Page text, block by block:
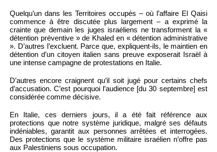
Quelqu’un dans les Territoires occupés – où l’affaire El Qaisi
commence à être discutée plus largement – a exprimé la
crainte que demain les juges israéliens ne transforment la «
détention préventive » de Khaled en « détention administrative
». D’autres l’excluent. Parce que, expliquent-ils, le maintien en
détention d’un citoyen italien sans preuve exposerait Israël à
une intense campagne de protestations en Italie.
D’autres encore craignent qu’il soit jugé pour certains chefs
d’accusation. C’est pourquoi l’audience [du 30 septembre] est
considérée comme décisive.
En Italie, ces derniers jours, il a été fait référence aux
protections que notre système juridique, malgré ses défauts
indéniables, garantit aux personnes arrêtées et interrogées.
Des protections que le système militaire israélien n’offre pas
aux Palestiniens sous occupation.